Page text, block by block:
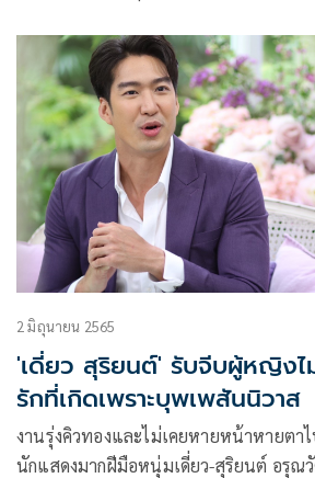
เงื่อนให้แฟนๆ ลุ้นกันไปอีก ซึ่งงานนี้นอก
ของบทที่ทำคนดูจับทิศเดาทางกันไม่ถูกแ
2 มิถุนายน 2565
'เดี่ยว สุริยนต์' รับจีบผู้หญิงไม่เป็น ทุกความ
รักที่เกิดเพราะบุพเพสันนิวาส
งานรุ่งคิวทองและไม่เคยหายหน้าหายตา
นักแสดงมากฝีมือหนุ่มเดี่ยว-สุริยนต์ อรุณ